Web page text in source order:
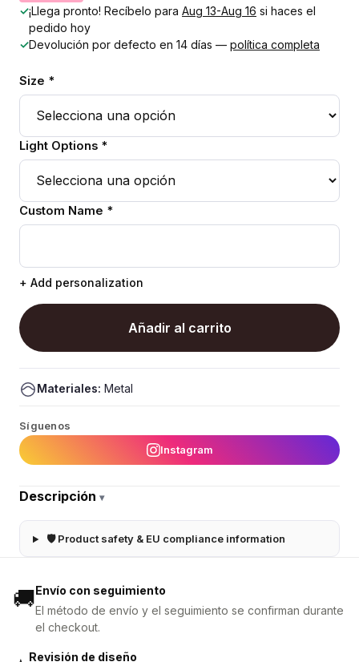
✓¡Llega pronto! Recíbelo para Aug 13-Aug 16 si haces el
pedido hoy
✓Devolución por defecto en 14 días — política completa
Size *
Light Options *
Custom Name *
+ Add personalization
Añadir al carrito
Materiales: Metal
Síguenos
Instagram
Descripción ▾
🛡 Product safety & EU compliance information
🚚Envío con seguimiento
El método de envío y el seguimiento se confirman durante
el checkout.
Revisión de diseño